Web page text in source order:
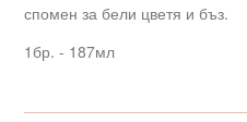
спомен за бели цветя и бъз.
1бр. - 187мл